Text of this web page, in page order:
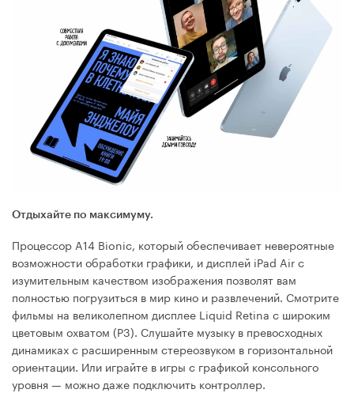
Отдыхайте по максимуму.
Процессор A14 Bionic, который обеспечивает невероятные
возможности обработки графики, и дисплей iPad Air с
изумительным качеством изображения позволят вам
полностью погрузиться в мир кино и развлечений. Смотрите
фильмы на великолепном дисплее Liquid Retina с широким
цветовым охватом (P3). Слушайте музыку в превосходных
динамиках с расширенным стереозвуком в горизонтальной
ориентации. Или играйте в игры с графикой консольного
уровня — можно даже подключить контроллер.